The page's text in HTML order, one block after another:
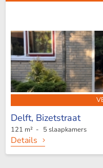
Delft, Bizetstraat
121 m² - 5 slaapkamers
Details